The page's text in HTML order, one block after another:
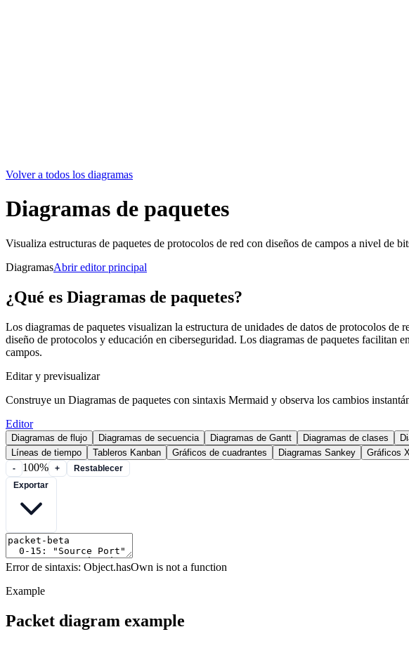
Volver a todos los diagramas
Diagramas de paquetes
Visualiza estructuras de paquetes de protocolos de red con diseños de campos a nivel de
DiagramasAbrir editor principal
¿Qué es Diagramas de paquetes?
Los diagramas de paquetes visualizan la estructura de unidades de datos de protocolos
diseño de protocolos y educación en ciberseguridad. Los diagramas de paquetes facilitan
campos.
Editar y previsualizar
Construye un Diagramas de paquetes con sintaxis Mermaid y observa los cambios
Editor
Diagramas de flujo Diagramas de secuencia Diagramas de Gantt Diagramas de clases
Líneas de tiempo
Tableros Kanban Gráficos de cuadrantes Diagramas Sankey Gráficos
- 100% +
Restablecer
Error de sintaxis: Object.hasOwn is not a function
Example
Packet diagram example